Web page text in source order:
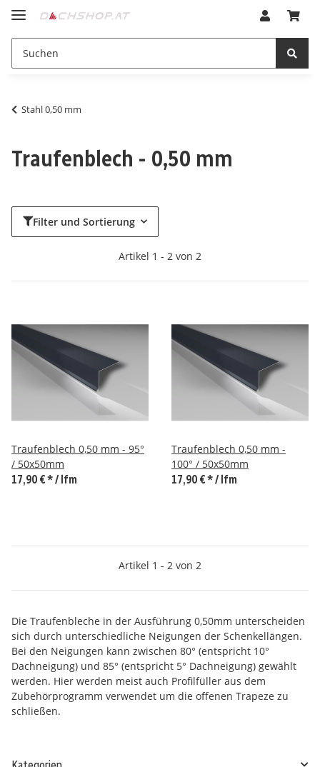
Stahl 0,50 mm
Traufenblech - 0,50 mm
Filter und Sortierung
Artikel 1 - 2 von 2
Traufenblech 0,50 mm - 95°
/ 50x50mm
17,90 €*/ lfm
Traufenblech 0,50 mm -
100° / 50x50mm
17,90 €*/ lfm
Artikel 1 - 2 von 2
Die Traufenbleche in der Ausführung 0,50mm unterscheiden
sich durch unterschiedliche Neigungen der Schenkellängen.
Bei den Neigungen kann zwischen 80° (entspricht 10°
Dachneigung) und 85° (entspricht 5° Dachneigung) gewählt
werden. Hier werden meist auch Profilfüller aus dem
Zubehörprogramm verwendet um die offenen Trapeze zu
schließen.